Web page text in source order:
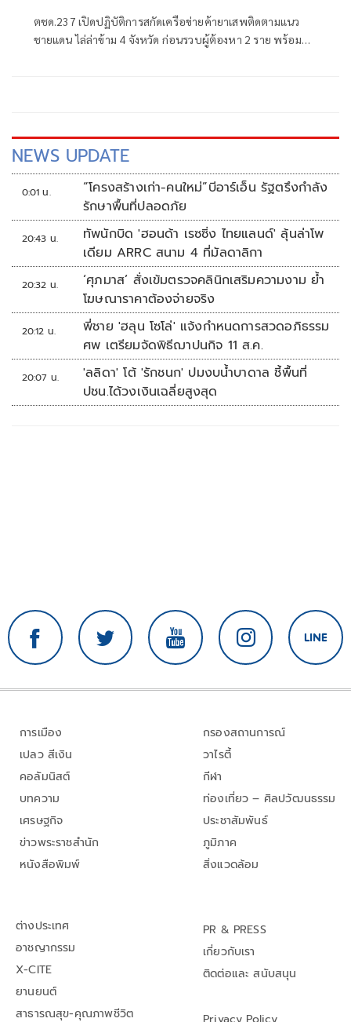
ตชด.237 เปิดปฏิบัติการสกัดเครือข่ายค้ายาเสพติดตามแนว
ชายแดน ไล่ล่าข้าม 4 จังหวัด ก่อนรวบผู้ต้องหา 2 ราย พร้อม
NEWS UPDATE
0:01 น.
“โครงสร้างเก่า-คนใหม่”บีอาร์เอ็น รัฐตรึงกำลัง
รักษาพื้นที่ปลอดภัย
20:43 น.
ทัพนักบิด 'ฮอนด้า เรซซิ่ง ไทยแลนด์' ลุ้นล่าโพ
เดียม ARRC สนาม 4 ที่มัลดาลิกา
20:32 น.
‘ศุภมาส’ สั่งเข้มตรวจคลินิกเสริมความงาม ย้ำ
โฆษณาราคาต้องจ่ายจริง
20:12 น.
พี่ชาย 'ฮลุน โซโล่' แจ้งกำหนดการสวดอภิธรรม
ศพ เตรียมจัดพิธีฌาปนกิจ 11 ส.ค.
20:07 น.
'ลลิดา' โต้ 'รักชนก' ปมงบน้ำบาดาล ชี้พื้นที่
ปชน.ได้วงเงินเฉลี่ยสูงสุด
การเมือง
เปลว สีเงิน
คอลัมนิสต์
บทความ
เศรษฐกิจ
ข่าวพระราชสำนัก
หนังสือพิมพ์
กรองสถานการณ์
วาไรตี้
กีฬา
ท่องเที่ยว – ศิลปวัฒนธรรม
ประชาสัมพันธ์
ภูมิภาค
สิ่งแวดล้อม
ต่างประเทศ
อาชญากรรม
X-CITE
ยานยนต์
สาธารณสุข-คุณภาพชีวิต
PR & PRESS
เกี่ยวกับเรา
ติดต่อและ สนับสนุน